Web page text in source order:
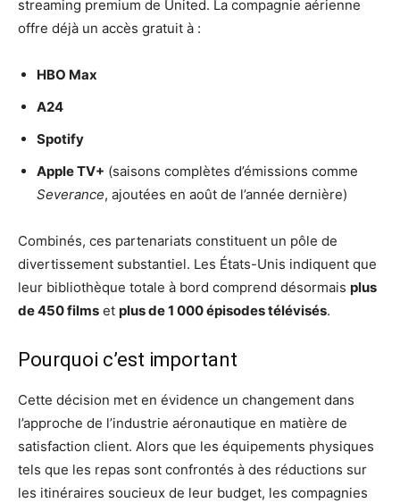
streaming premium de United. La compagnie aérienne
offre déjà un accès gratuit à :
HBO Max
A24
Spotify
Apple TV+ (saisons complètes d’émissions comme
Severance, ajoutées en août de l’année dernière)
Combinés, ces partenariats constituent un pôle de
divertissement substantiel. Les États-Unis indiquent que
leur bibliothèque totale à bord comprend désormais plus
de 450 films et plus de 1 000 épisodes télévisés.
Pourquoi c’est important
Cette décision met en évidence un changement dans
l’approche de l’industrie aéronautique en matière de
satisfaction client. Alors que les équipements physiques
tels que les repas sont confrontés à des réductions sur
les itinéraires soucieux de leur budget, les compagnies